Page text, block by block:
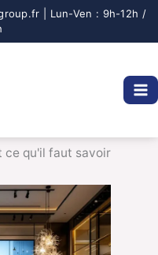
ce qu'il faut savoir